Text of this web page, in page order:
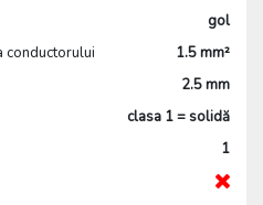
gol
conductorului
1.5 mm²
2.5 mm
clasa 1 = solidă
1